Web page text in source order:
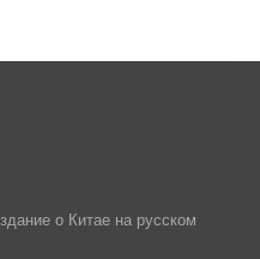
о Китае на русском